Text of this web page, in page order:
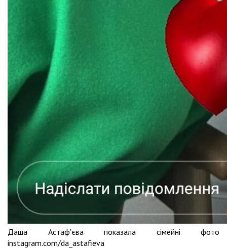
Даша Астаф'єва показала сімейні фото
instagram.com/da_astafieva